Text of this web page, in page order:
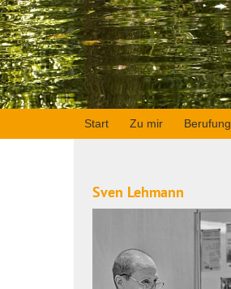
Start Zu mir Berufung
Sven Lehmann